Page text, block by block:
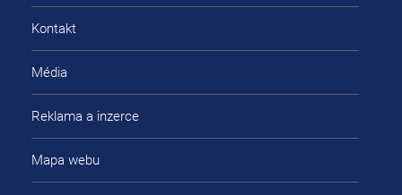
Kontakt
Média
Reklama a inzerce
Mapa webu